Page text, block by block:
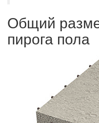
Общий
пирога пола